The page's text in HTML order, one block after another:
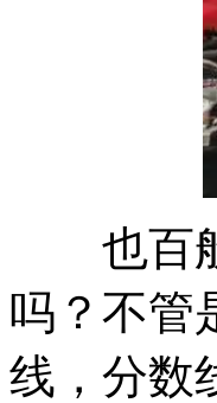
也百般
吗？不管
线，分数